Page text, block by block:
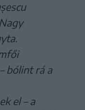
bólint rá a
el – a